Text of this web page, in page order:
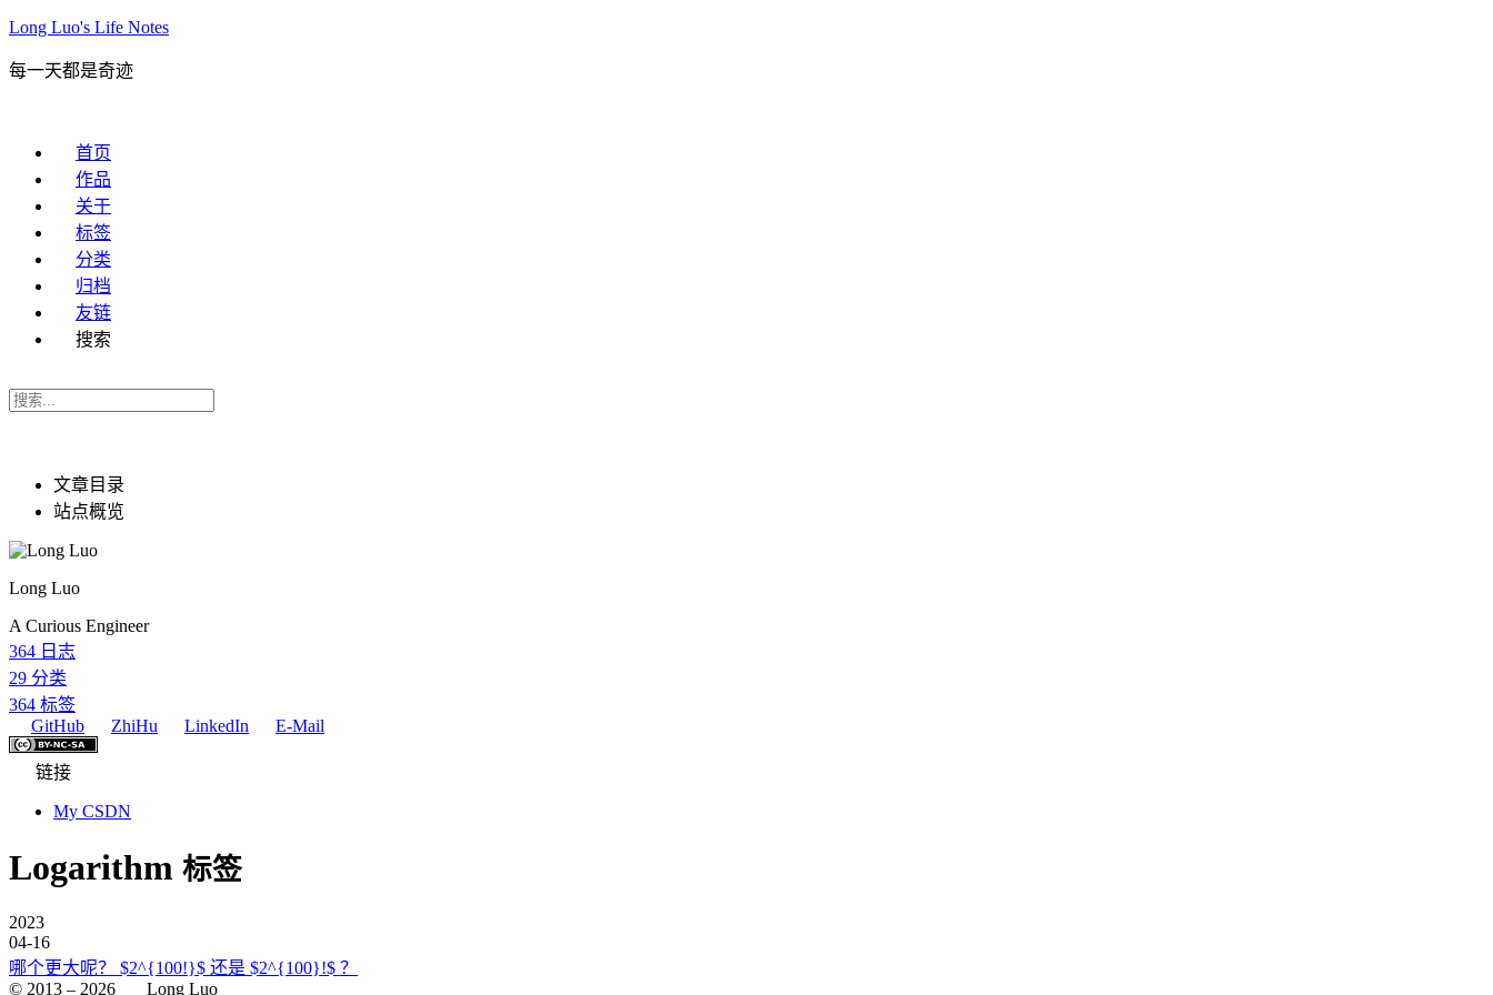
Long Luo's Life Notes
每一天都是奇迹
首页
作品
关于
标签
分类
归档
友链
搜索
文章目录
站点概览
Long Luo
A Curious Engineer
364 日志
29 分类
364 标签
GitHub
ZhiHu LinkedIn E-Mail
链接
My CSDN
Logarithm 标签
2023
04-16
哪个更大呢？ $2^{100!}$ 还是 $2^{100}!$ ？
© 2013 – 2026 Long Luo